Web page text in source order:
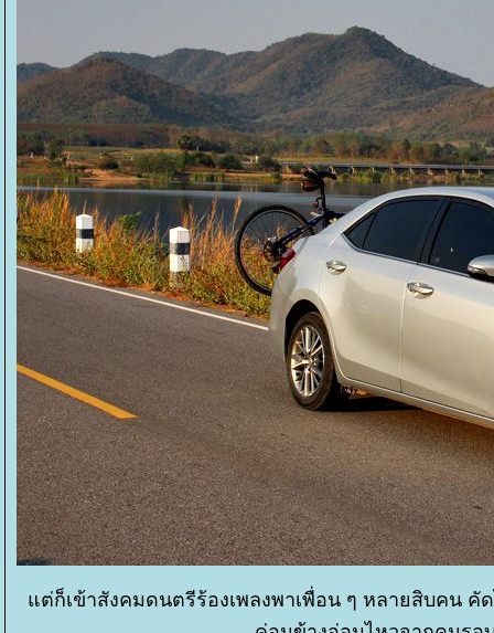
ต่ก็เข้าสังคมดนตรีร้องเพลงพาเพื่อน ๆ หลายสิบคน คั